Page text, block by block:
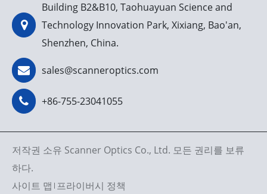
Building B2&B10, Taohuayuan Science and
Technology Innovation Park, Xixiang, Bao'an,
Shenzhen, China.
sales@scanneroptics.com
+86-755-23041055
저작권 소유 Scanner Optics Co., Ltd. 모든 권리를 보류
하다.
사이트 맵 프라이버시 정책